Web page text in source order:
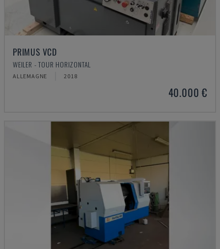
PRIMUS VCD
WEILER - TOUR HORIZONTAL
ALLEMAGNE 2018
40.000 €